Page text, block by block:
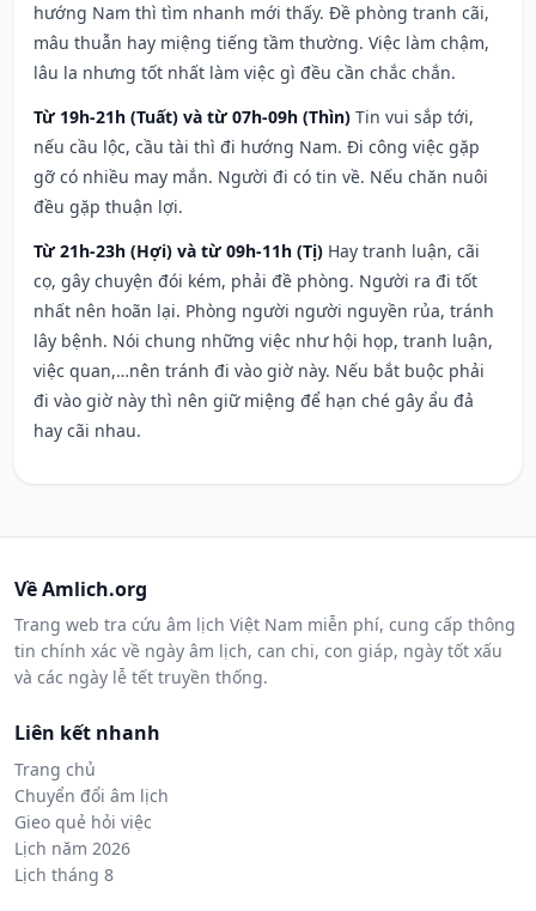
hướng Nam thì tìm nhanh mới thấy. Đề phòng tranh cãi,
mâu thuẫn hay miệng tiếng tầm thường. Việc làm chậm,
lâu la nhưng tốt nhất làm việc gì đều cần chắc chắn.
Từ 19h-21h (Tuất) và từ 07h-09h (Thìn) Tin vui sắp tới,
nếu cầu lộc, cầu tài thì đi hướng Nam. Đi công việc gặp
gỡ có nhiều may mắn. Người đi có tin về. Nếu chăn nuôi
đều gặp thuận lợi.
Từ 21h-23h (Hợi) và từ 09h-11h (Tị) Hay tranh luận, cãi
cọ, gây chuyện đói kém, phải đề phòng. Người ra đi tốt
nhất nên hoãn lại. Phòng người người nguyền rủa, tránh
lây bệnh. Nói chung những việc như hội họp, tranh luận,
việc quan,…nên tránh đi vào giờ này. Nếu bắt buộc phải
đi vào giờ này thì nên giữ miệng để hạn ché gây ẩu đả
hay cãi nhau.
Về Amlich.org
Trang web tra cứu âm lịch Việt Nam miễn phí, cung cấp thông
tin chính xác về ngày âm lịch, can chi, con giáp, ngày tốt xấu
và các ngày lễ tết truyền thống.
Liên kết nhanh
Trang chủ
Chuyển đổi âm lịch
Gieo quẻ hỏi việc
Lịch năm 2026
Lịch tháng 8